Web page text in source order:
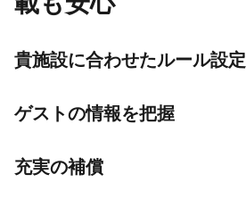
貴施設に合わせたルール設定
ゲストの情報を把握
充実の補償